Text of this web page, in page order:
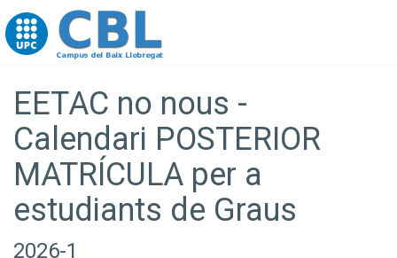
Go to upc.edu
EETAC no nous -
Calendari POSTERIOR
MATRÍCULA per a
estudiants de Graus
2026-1